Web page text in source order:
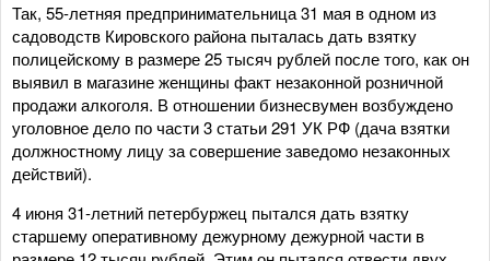
Так, 55-летняя предпринимательница 31 мая в одном из
садоводств Кировского района пыталась дать взятку
полицейскому в размере 25 тысяч рублей после того, как он
выявил в магазине женщины факт незаконной розничной
продажи алкоголя. В отношении бизнесвумен возбуждено
уголовное дело по части 3 статьи 291 УК РФ (дача взятки
должностному лицу за совершение заведомо незаконных
действий).
4 июня 31-летний петербуржец пытался дать взятку
старшему оперативному дежурному дежурной части в